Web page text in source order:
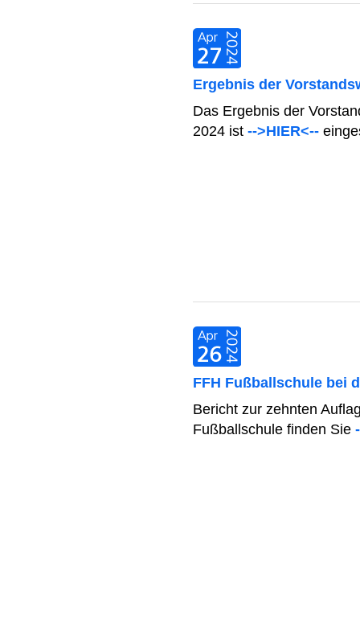
Ergebnis der
Das Ergebnis der
2024 ist -->HIER<--
FFH Fußballschule bei
Bericht zur zehnten
Fußballschule finden Sie